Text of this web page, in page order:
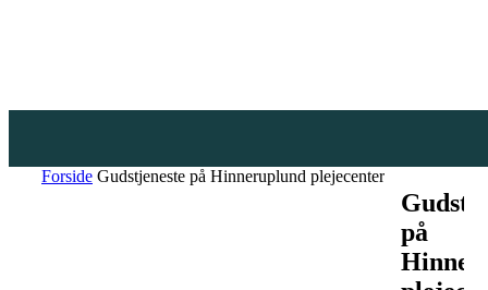
Forside Gudstjeneste på Hinneruplund plejecenter
på